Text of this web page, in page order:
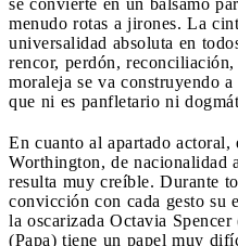
menudo rotas a jirones. La
universalidad absoluta en
rencor, perdón,
moraleja se va construyendo
que ni es panfletario ni
En cuanto al apartado actoral,
Worthington, de nacionalidad
resulta muy creíble. Durante
convicción con cada gesto su
la oscarizada Octavia Spencer
(Papa) tiene un papel muy